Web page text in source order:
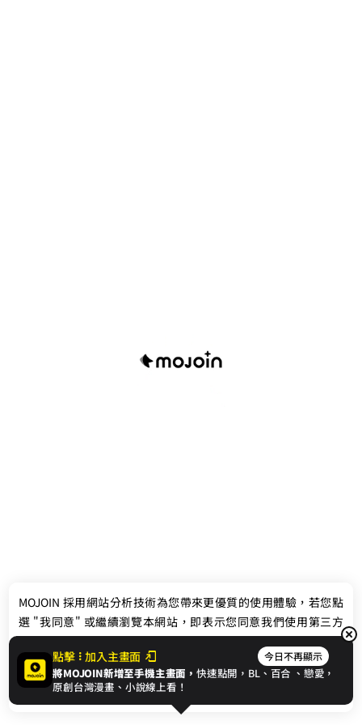
聯絡我們
© 2024 gamania Digital Entertainment Co., Ltd.
點擊 加入主畫面 今日不再顯示
將MOJOIN新增至手機主畫面，快速點開，BL、 百合 、戀愛，
原創台灣漫畫、小說線上看！
MOJOIN 採用網站分析技術為您帶來更優質的使用體驗，若您點
選 "我同意" 或繼續瀏覽本網站，即表示您同意我們使用第三方
Cookie，欲瞭解更多資訊請見隱私權政策。
我同意